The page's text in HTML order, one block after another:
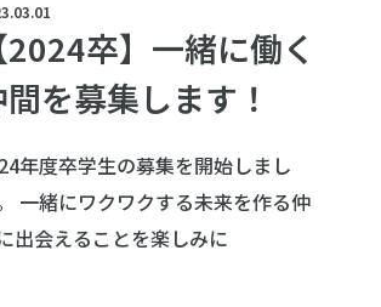
2024卒】一緒に働く
を募集します！
年度卒学生の募集を開始しまし
一緒にワクワクする未来を作る仲
出会えることを楽しみに